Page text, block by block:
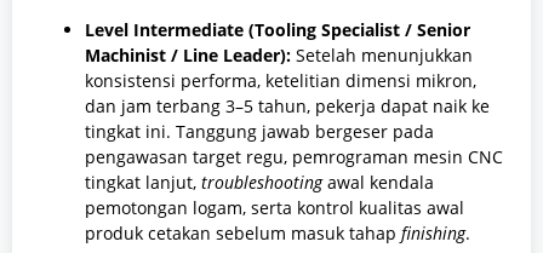
Level Intermediate (Tooling Specialist / Senior
Machinist / Line Leader): Setelah menunjukkan
konsistensi performa, ketelitian dimensi mikron,
dan jam terbang 3–5 tahun, pekerja dapat naik ke
tingkat ini. Tanggung jawab bergeser pada
pengawasan target regu, pemrograman mesin CNC
tingkat lanjut, troubleshootingawal kendala
pemotongan logam, serta kontrol kualitas awal
produk cetakan sebelum masuk tahap finishing.